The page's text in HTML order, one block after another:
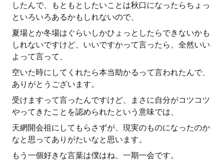
したんで、もともとしたいことは秋口になったらちょっ
といろいろあるかもしれないので、
夏場とか冬場はぐらいしかひょっとしたらできないかも
しれないですけど、いいですかって言ったら、全然いい
よって言って、
空いた時にしてくれたら本当助かるって言われたんで、
ありがとうございます。
受けますって言ったんですけど、まさに自分がコツコツ
やってきたことを認められたという意味では、
天網開会祖にしてもらさずが、現実のものになったのか
なと思ってありがたいなと思います。
もう一個好きな言葉は僕はね、一期一会です。